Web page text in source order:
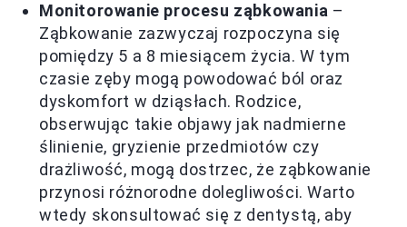
Monitorowanie procesu ząbkowania –
Ząbkowanie zazwyczaj rozpoczyna się
pomiędzy 5 a 8 miesiącem życia. W tym
czasie zęby mogą powodować ból oraz
dyskomfort w dziąsłach. Rodzice,
obserwując takie objawy jak nadmierne
ślinienie, gryzienie przedmiotów czy
drażliwość, mogą dostrzec, że ząbkowanie
przynosi różnorodne dolegliwości. Warto
wtedy skonsultować się z dentystą, aby